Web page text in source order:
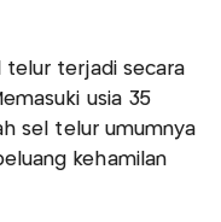
telur terjadi secara
usia 35
sel telur umumnya
kehamilan